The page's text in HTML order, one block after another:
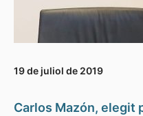
19 de juliol de 2019
Carlos Mazón, elegit